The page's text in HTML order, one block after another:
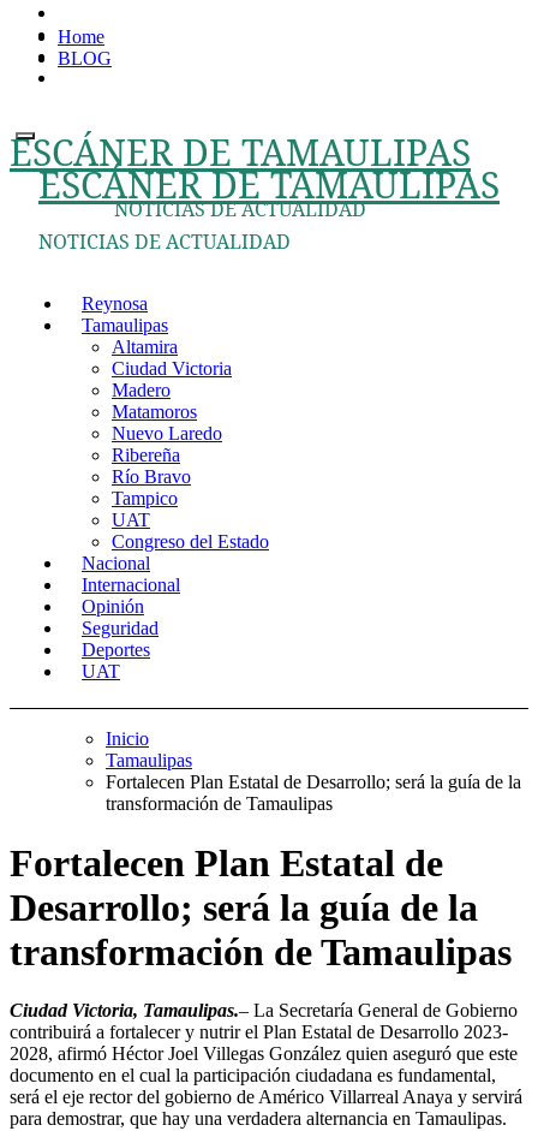
contenido
Home
BLOG
ESCÁNER DE TAMAULIPAS
NOTICIAS DE ACTUALIDAD
ESCÁNER DE TAMAULIPAS
NOTICIAS DE ACTUALIDAD
Reynosa
Tamaulipas
Altamira
Ciudad Victoria
Madero
Matamoros
Nuevo Laredo
Ribereña
Río Bravo
Tampico
UAT
Congreso del Estado
Nacional
Internacional
Opinión
Seguridad
Deportes
UAT
Inicio
Tamaulipas
Fortalecen Plan Estatal de Desarrollo; será la guía de la
transformación de Tamaulipas
Fortalecen Plan Estatal de
Desarrollo; será la guía de la
transformación de Tamaulipas
Ciudad Victoria, Tamaulipas.– La Secretaría General de Gobierno
contribuirá a fortalecer y nutrir el Plan Estatal de Desarrollo 2023-
2028, afirmó Héctor Joel Villegas González quien aseguró que este
documento en el cual la participación ciudadana es fundamental,
será el eje rector del gobierno de Américo Villarreal Anaya y servirá
para demostrar, que hay una verdadera alternancia en Tamaulipas.